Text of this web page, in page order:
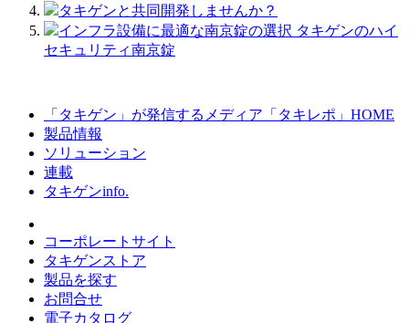
タキゲンと共同開発しませんか？
インフラ設備に最適な南京錠の選択 タキゲンのハイ
セキュリティ南京錠
「タキゲン」が発信するメディア「タキレポ」HOME
製品情報
ソリューション
連載
タキゲンinfo.
コーポレートサイト
タキゲンストア
製品を探す
お問合せ
電子カタログ